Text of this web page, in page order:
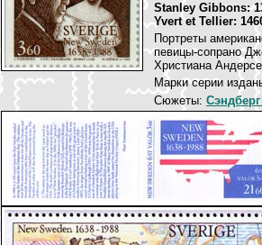
Stanley Gibbons:
Yvert et Tellier:
Портреты
певицы-сопрано
Христиана
Марки серии
Сюжеты: